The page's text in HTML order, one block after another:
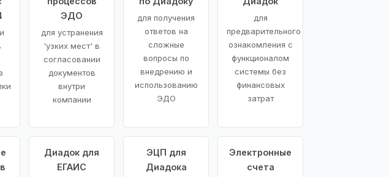
ЭДО
для устранения
'узких мест' в
согласовании
документов
внутри
компании
для получения
ответов на
сложные
вопросы по
внедрению и
использованию
ЭДО
для
предварительного
ознакомления с
функционалом
системы без
финансовых
затрат
Диадок для
ЕГАИС
ЭЦП для
Диадока
Электронные
счета